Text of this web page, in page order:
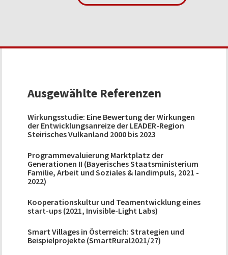
Ausgewählte Referenzen
Wirkungsstudie: Eine Bewertung der Wirkungen
der Entwicklungsanreize der LEADER-Region
Steirisches Vulkanland 2000 bis 2023
Programmevaluierung Marktplatz der
Generationen II (Bayerisches Staatsministerium
Familie, Arbeit und Soziales & landimpuls, 2021 -
2022)
Kooperationskultur und Teamentwicklung eines
start-ups (2021, Invisible-Light Labs)
Smart Villages in Österreich: Strategien und
Beispielprojekte (SmartRural2021/27)